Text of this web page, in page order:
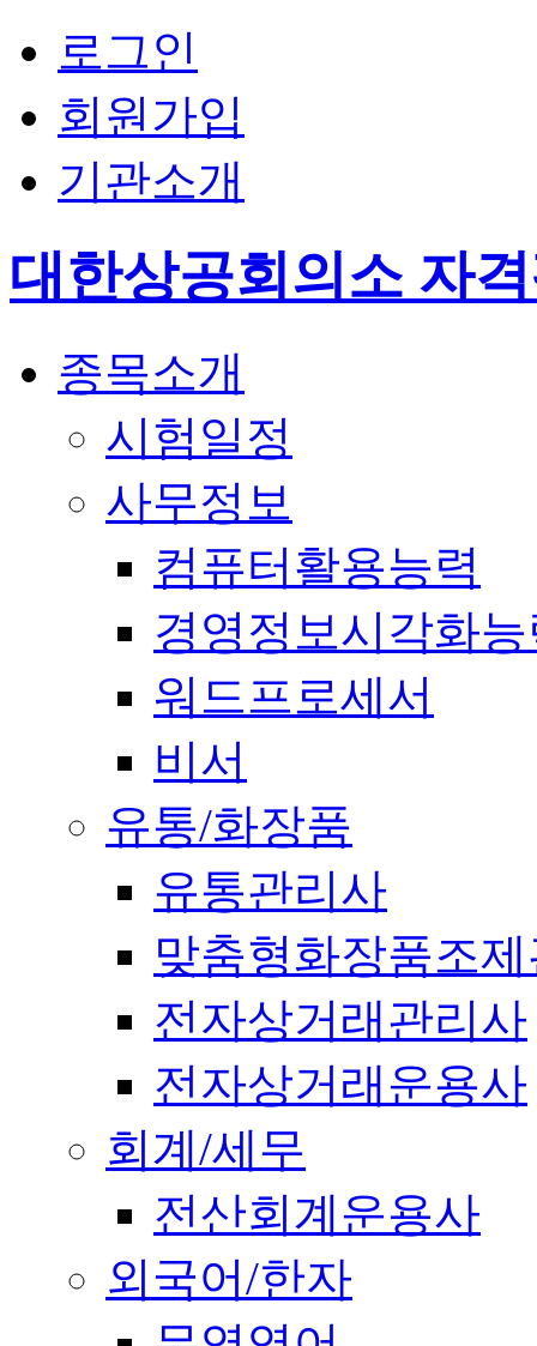
로그인
회원가입
기관소개
대한상공회의소 자
종목소개
시험일정
사무정보
컴퓨터활용능력
경영정보시각화
워드프로세서
비서
유통/화장품
유통관리사
맞춤형화장품조
전자상거래관리사
전자상거래운용사
회계/세무
전산회계운용사
외국어/한자